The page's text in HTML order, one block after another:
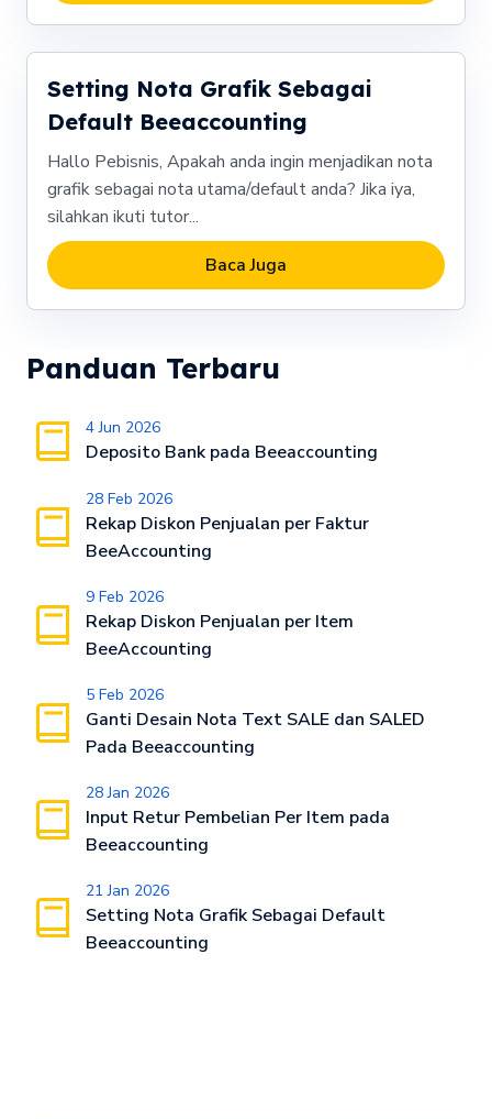
Setting Nota Grafik Sebagai
Default Beeaccounting
Hallo Pebisnis, Apakah anda ingin menjadikan nota
grafik sebagai nota utama/default anda? Jika iya,
silahkan ikuti tutor...
Baca Juga
Panduan Terbaru
4 Jun 2026
Deposito Bank pada Beeaccounting
28 Feb 2026
Rekap Diskon Penjualan per Faktur
BeeAccounting
9 Feb 2026
Rekap Diskon Penjualan per Item
BeeAccounting
5 Feb 2026
Ganti Desain Nota Text SALE dan SALED
Pada Beeaccounting
28 Jan 2026
Input Retur Pembelian Per Item pada
Beeaccounting
21 Jan 2026
Setting Nota Grafik Sebagai Default
Beeaccounting